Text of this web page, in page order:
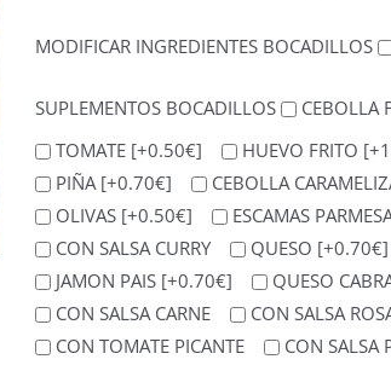
MODIFICAR INGREDIENTES BOCADILLOS
SUPLEMENTOS BOCADILLOS CEBOLLA
TOMATE [+0.50€] HUEVO FRITO
PIÑA [+0.70€] CEBOLLA
OLIVAS [+0.50€] ESCAMAS
CON SALSA CURRY
QUESO [+0.70€]
JAMON PAIS [+0.70€] QUESO
CON SALSA CARNE
CON SALSA
CON TOMATE PICANTE
CON SALSA